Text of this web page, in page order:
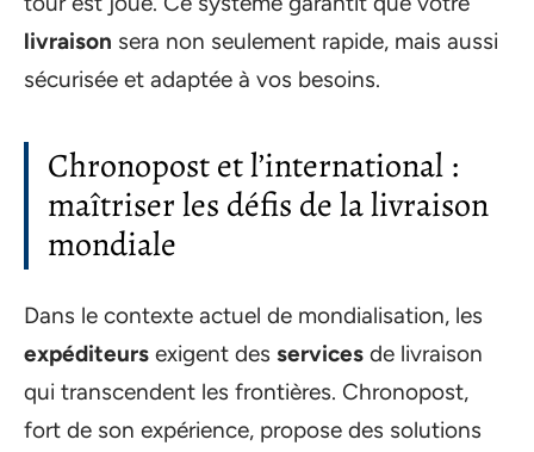
livraison sera non seulement rapide, mais aussi
sécurisée et adaptée à vos besoins.
Chronopost et l’international :
maîtriser les défis de la livraison
mondiale
Dans le contexte actuel de mondialisation, les
expéditeurs exigent des services de livraison
qui transcendent les frontières. Chronopost,
fort de son expérience, propose des solutions